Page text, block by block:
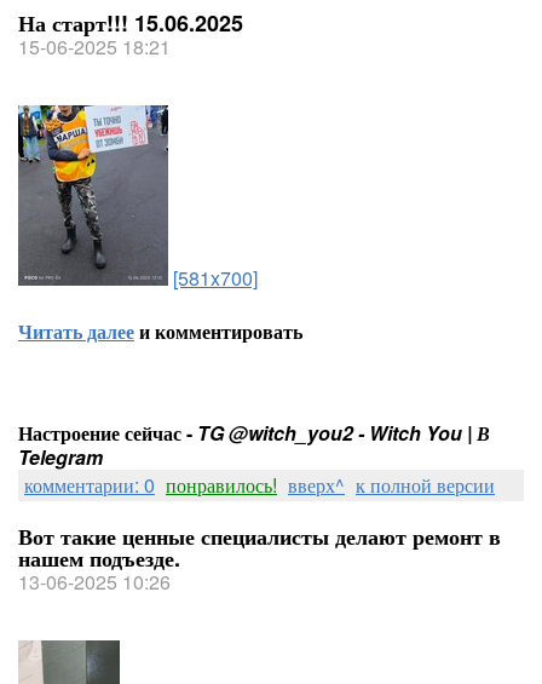
На старт!!! 15.06.2025
15-06-2025 18:21
[581x700]
Читать далееи комментировать
Настроение сейчас - TG @witch_you2 - Witch You | В
Telegram
комментарии: 0 понравилось! вверх^ к полной версии
Вот такие ценные специалисты делают ремонт в
нашем подъезде.
13-06-2025 10:26